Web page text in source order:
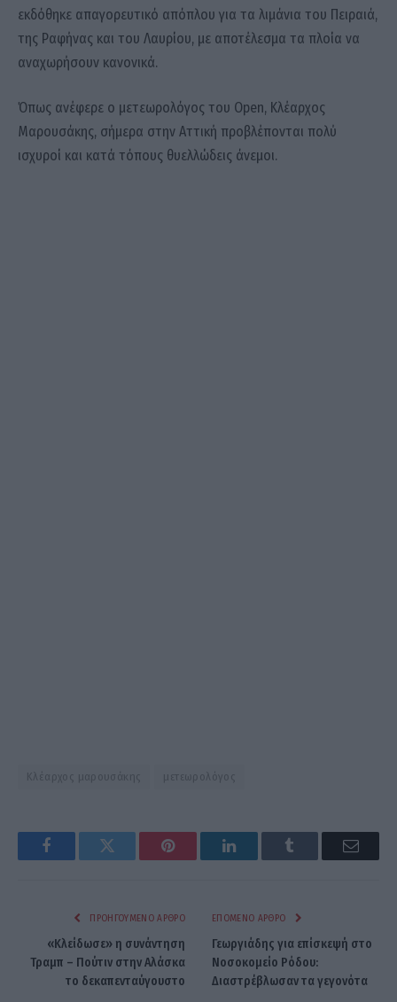
εκδόθηκε απαγορευτικό απόπλου για τα λιμάνια του Πειραιά,
της Ραφήνας και του Λαυρίου, με αποτέλεσμα τα πλοία να
αναχωρήσουν κανονικά.
Όπως ανέφερε ο μετεωρολόγος του Open, Κλέαρχος
Μαρουσάκης, σήμερα στην Αττική προβλέπονται πολύ
ισχυροί και κατά τόπους θυελλώδεις άνεμοι.
Κλέαρχος μαρουσάκης μετεωρολόγος
FacebookTwitter Pinterest LinkedInTumblr Email
ΠΡΟΗΓΟΎΜΕΝΟ ΆΡΘΡΟ
«Κλείδωσε» η συνάντηση
Τραμπ – Πούτιν στην Αλάσκα
το δεκαπενταύγουστο
ΕΠΌΜΕΝΟ ΆΡΘΡΟ
Γεωργιάδης για επίσκεψή στο
Νοσοκομείο Ρόδου:
Διαστρέβλωσαν τα γεγονότα